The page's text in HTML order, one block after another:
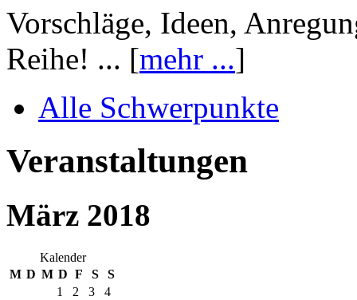
Vorschläge, Ideen,
Reihe! ... [mehr ...]
Alle Schwerpunkte
Veranstaltungen
März 2018
Kalender
M D M D F S
S
1
2 3
4